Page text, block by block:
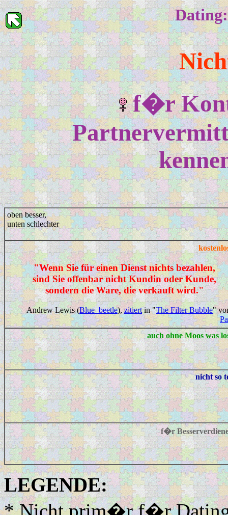
f�r
oben besser,
unten schlechter
"Wenn Sie für einen Dienst nichts bezahlen,
sind Sie offenbar nicht Kundin oder Kunde,
sondern dieWare, die verkauft wird."
Andrew Lewis (Blue_beetle),zitiertin "The Filter Bubble"
auch ohne Moos was
nicht so
f�r
LEGENDE: